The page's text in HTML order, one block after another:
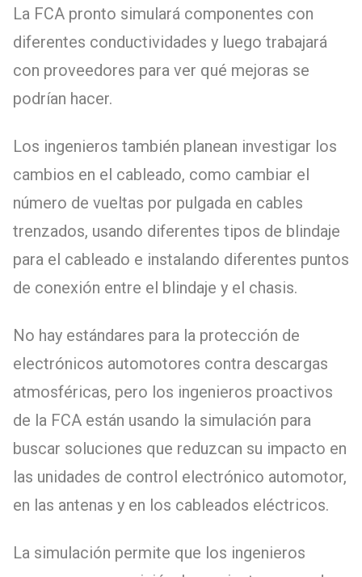
La FCA pronto simulará componentes con
diferentes conductividades y luego trabajará
con proveedores para ver qué mejoras se
podrían hacer.
Los ingenieros también planean investigar los
cambios en el cableado, como cambiar el
número de vueltas por pulgada en cables
trenzados, usando diferentes tipos de blindaje
para el cableado e instalando diferentes puntos
de conexión entre el blindaje y el chasis.
No hay estándares para la protección de
electrónicos automotores contra descargas
atmosféricas, pero los ingenieros proactivos
de la FCA están usando la simulación para
buscar soluciones que reduzcan su impacto en
las unidades de control electrónico automotor,
en las antenas y en los cableados eléctricos.
La simulación permite que los ingenieros